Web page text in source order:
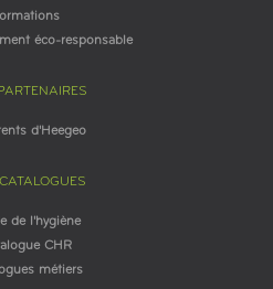
éco-responsable
d'Heegeo
de l'hygiène
CHR
métiers